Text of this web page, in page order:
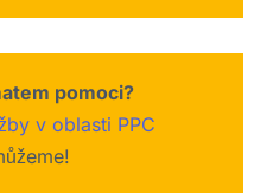
pomoci?
v oblasti PPC